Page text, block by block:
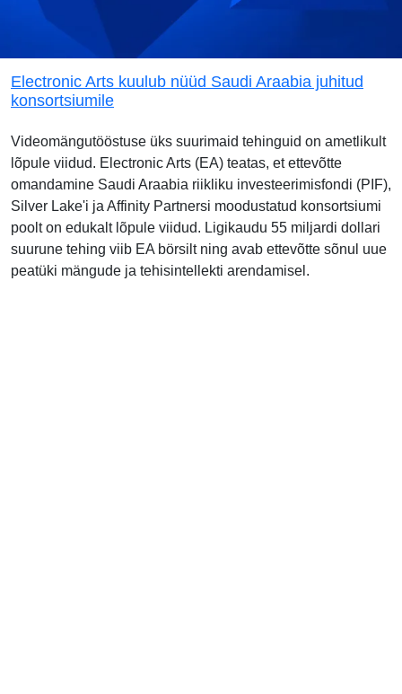
Electronic Arts kuulub nüüd Saudi Araabia juhitud
konsortsiumile
Videomängutööstuse üks suurimaid tehinguid on ametlikult
lõpule viidud. Electronic Arts (EA) teatas, et ettevõtte
omandamine Saudi Araabia riikliku investeerimisfondi (PIF),
Silver Lake'i ja Affinity Partnersi moodustatud konsortsiumi
poolt on edukalt lõpule viidud. Ligikaudu 55 miljardi dollari
suurune tehing viib EA börsilt ning avab ettevõtte sõnul uue
peatüki mängude ja tehisintellekti arendamisel.